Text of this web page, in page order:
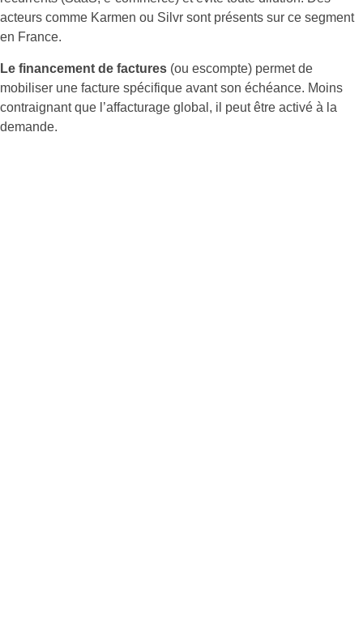
acteurs comme Karmen ou Silvr sont présents sur ce segment
en France.
Le financement de factures (ou escompte) permet de
mobiliser une facture spécifique avant son échéance. Moins
contraignant que l’affacturage global, il peut être activé à la
demande.